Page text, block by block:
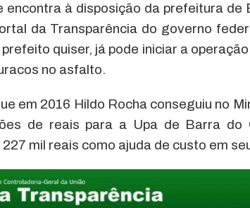
encontra à disposição da prefeitura
da Transparência do governo
prefeito quiser, já pode iniciar a
no asfalto.
em 2016 Hildo Rocha conseguiu no
de reais para a Upa de Barra do
mil reais como ajuda de custo em